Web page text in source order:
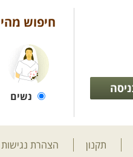
חיפוש
נשים
תקנון הצהרת נגישות